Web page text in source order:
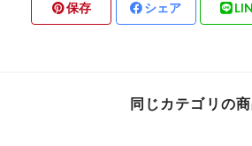
保存 シェア
同じカテゴリの